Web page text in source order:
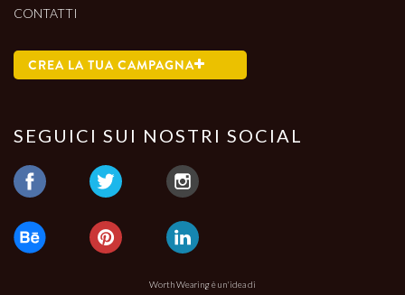
CONTATTI
CREA LA TUA CAMPAGNA
SEGUICI SUI NOSTRI SOCIAL
Worth Wearing è un'idea di